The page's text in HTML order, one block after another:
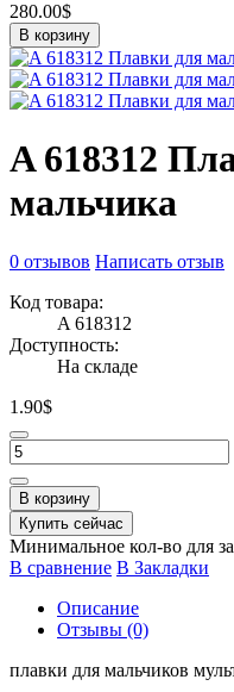
280.00$
В корзину
A 618312
мальчика
0 отзывов Написать отзыв
Код товара:
A 618312
Доступность:
На складе
1.90$
В корзину
Купить сейчас
Минимальное кол-во для
В сравнение В Закладки
Описание
Отзывы (0)
плавки для мальчиков